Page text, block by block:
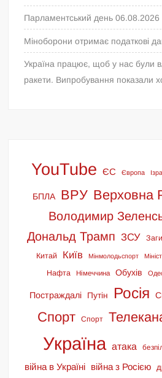
Парламентський день 06.08.2026
Міноборони отримає податкові
Україна працює, щоб у нас були
ракети. Випробування показали
YouTube ЄС Європа
БПЛА ВРУ Верховна
Володимир
Дональд Трамп ЗСУ
Китай Київ Мінмолодьспорт
Нафта Німеччина Обухів
Постраждалі Путін Росія
Спорт Спорт
Україна атака
війна в Україні війна з Росією